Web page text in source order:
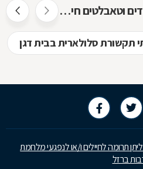
אנשים שחיפשו מחשבים ניידים וטאבלטים חיפשו גם
תקשורת סלולארית בבית דגן
תרומה לחיילים ו/או לנפגעי מלחמת
ברזל